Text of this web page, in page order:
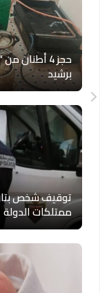
حجز 4
برشيد
توقيف شخص
ممتلكات الدولة